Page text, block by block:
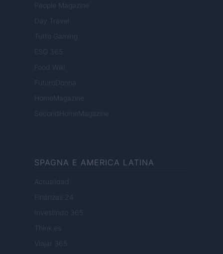
People Magazine
Day Travel
Tutto Gaming
ESG 365
Food Wiki
FuturoDonna
HomeMagazine
SecondHomeMagazine
SPAGNA E AMERICA LATINA
Actualidad
Finanzas 24
Investindo 365
Think.es
Viajar 365